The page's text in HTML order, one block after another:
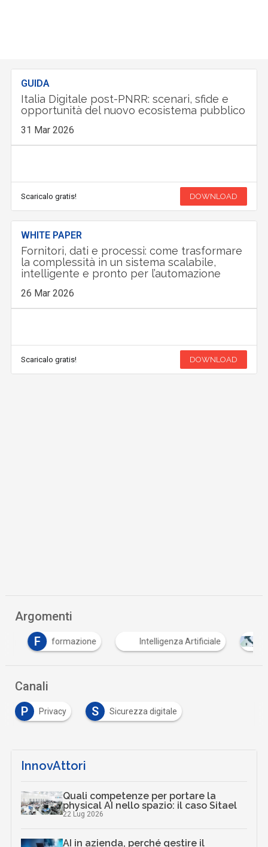
GUIDA
Italia Digitale post-PNRR: scenari, sfide e
opportunità del nuovo ecosistema pubblico
31 Mar 2026
Scaricalo gratis! DOWNLOAD
WHITE PAPER
Fornitori, dati e processi: come trasformare
la complessità in un sistema scalabile,
intelligente e pronto per l’automazione
26 Mar 2026
Scaricalo gratis! DOWNLOAD
Argomenti
F
formazione Intelligenza Artificiale
Canali
P
Privacy S Sicurezza digitale
InnovAttori
Quali competenze per portare la
physical AI nello spazio: il caso Sitael
22 Lug 2026
AI in azienda, perché gestire il